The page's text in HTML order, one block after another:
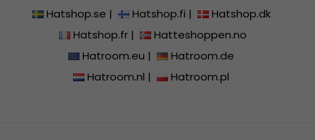
Hatshop.se | Hatshop.fi |
Hatshop.dk
Hatshop.fr|
Hatteshoppen.no
Hatroom.eu |
Hatroom.de
Hatroom.nl | Hatroom.pl